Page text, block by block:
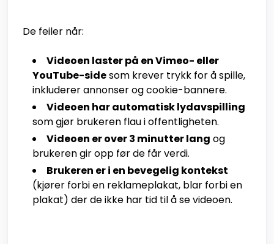
De feiler når:
Videoen laster på en Vimeo- eller
YouTube-sidesom krever trykk for å spille,
inkluderer annonser og cookie-bannere.
Videoen har automatisk lydavspilling
som gjør brukeren flau i offentligheten.
Videoen er over 3 minutter lang og
brukeren gir opp før de får verdi.
Brukeren er i en bevegelig kontekst
(kjører forbi en reklameplakat, blar forbi en
plakat) der de ikke har tid til å se videoen.